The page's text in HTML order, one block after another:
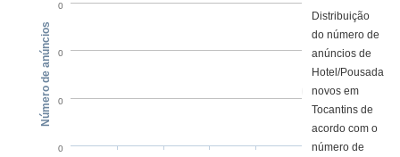
0
0
0
0
Número de anúncios
Distribuição
do número de
anúncios de
Hotel/Pousada
novos em
Tocantins de
acordo com o
número de